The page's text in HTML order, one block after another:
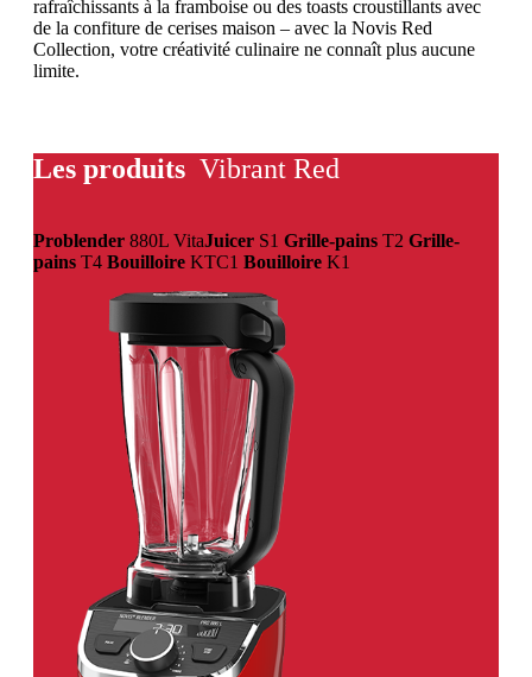
rafraîchissants à la framboise ou des toasts croustillants avec
de la confiture de cerises maison – avec la Novis Red
Collection, votre créativité culinaire ne connaît plus aucune
limite.
Les produits Vibrant Red
Problender 880L VitaJuicer S1 Grille-pains T2 Grille-
pains T4 Bouilloire KTC1 Bouilloire K1